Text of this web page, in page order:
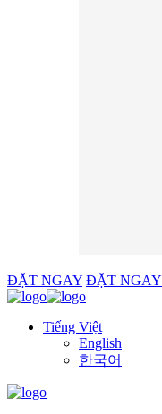
ĐẶT NGAY ĐẶT NGAY
Tiếng Việt
English
한국어